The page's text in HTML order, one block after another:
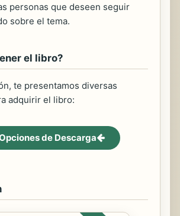
personas que deseen seguir
sobre el tema.
el libro?
te presentamos diversas
adquirir el libro:
de Descarga